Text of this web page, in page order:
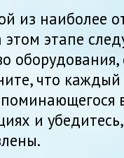
из наиболее
этапе
оборудования,
что
и